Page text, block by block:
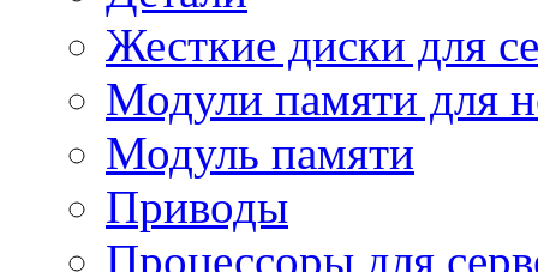
Жесткие диски для
Модули памяти для
Модуль памяти
Приводы
Процессоры для